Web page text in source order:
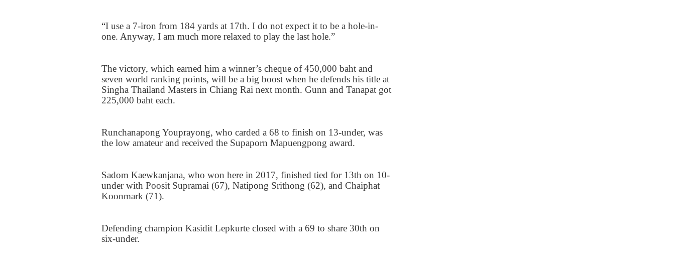
“I use a 7-iron from 184 yards at 17th. I do not expect it to be a hole-in-
one. Anyway, I am much more relaxed to play the last hole.”
The victory, which earned him a winner’s cheque of450,000 baht and
seven world ranking points, will be a big boost when he defends his title at
Singha Thailand Masters in Chiang Rai next month. Gunn and Tanapat got
225,000 baht each.
Runchanapong Youprayong, who carded a 68 to finish on 13-under, was
the low amateur and received the Supaporn Mapuengpong award.
Sadom Kaewkanjana, who won here in 2017, finished tied for 13th on 10-
under with Poosit Supramai (67), Natipong Srithong (62), and Chaiphat
Koonmark (71).
Defending champion Kasidit Lepkurte closed with a 69 to share 30th on
six-under.